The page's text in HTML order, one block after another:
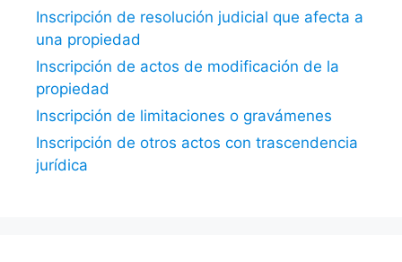
Inscripción de resolución judicial que afecta a
una propiedad
Inscripción de actos de modificación de la
propiedad
Inscripción de limitaciones o gravámenes
Inscripción de otros actos con trascendencia
jurídica